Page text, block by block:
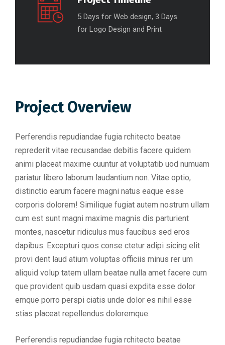
5 Days for Web design, 3 Days
for Logo Design and Print
Project Overview
Perferendis repudiandae fugia rchitecto beatae
reprederit vitae recusandae debitis facere quidem
animi placeat maxime cuuntur at voluptatib uod numuam
pariatur libero laborum laudantium non. Vitae optio,
distinctio earum facere magni natus eaque esse
corporis dolorem! Similique fugiat autem nostrum ullam
cum est sunt magni maxime magnis dis parturient
montes, nascetur ridiculus mus faucibus sed eros
dapibus. Excepturi quos conse ctetur adipi sicing elit
provi dent laud atium voluptas officiis minus rer um
aliquid volup tatem ullam beatae nulla amet facere cum
que provident quib usdam quasi expdita esse dolor
emque porro perspi ciatis unde dolor es nihil esse
stias placeat repellendus doloremque.
Perferendis repudiandae fugia rchitecto beatae